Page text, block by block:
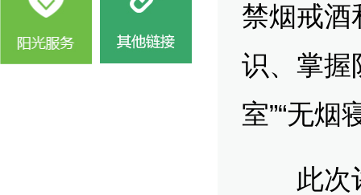
禁烟戒酒
识、掌握
室”“无烟
此次评